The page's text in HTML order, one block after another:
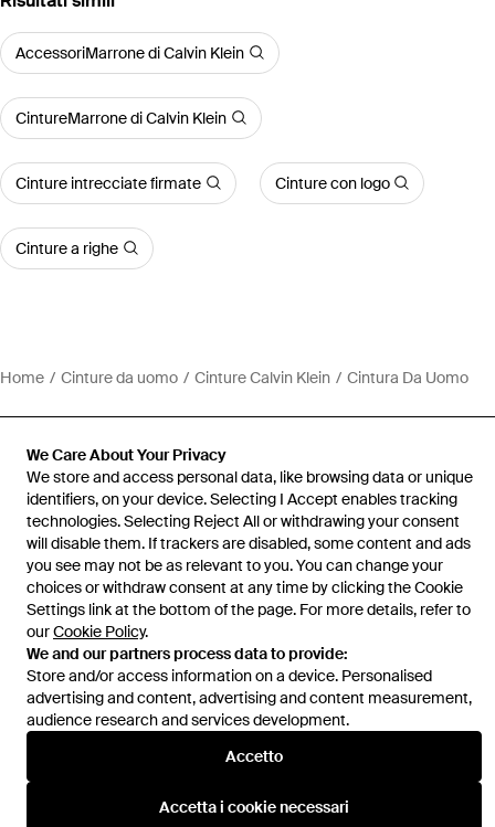
We Care About Your Privacy
We store and access personal data, like browsing data or unique
identifiers, on your device. Selecting I Accept enables tracking
technologies. Selecting Reject All or withdrawing your consent
will disable them. If trackers are disabled, some content and ads
you see may not be as relevant to you. You can change your
choices or withdraw consent at any time by clicking the Cookie
Settings link at the bottom of the page. For more details, refer to
ourCookie Policy.
We and our partners process data to provide:
Store and/or access information on a device. Personalised
advertising and content, advertising and content measurement,
audience research and services development.
Accetto
Accetta i cookie necessari
AccessoriMarrone di Calvin Klein
CintureMarrone di Calvin Klein
Cinture intrecciate firmate Cinture con logo
Cinture a righe
Home Cinture da uomo Cinture Calvin Klein Cintura Da Uomo
Assistenza e info